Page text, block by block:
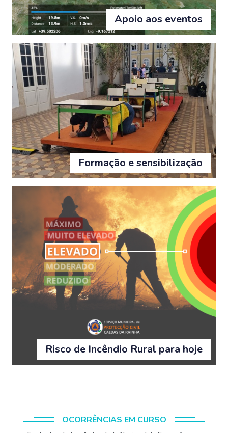
Apoio aos eventos
Formação e sensibilização
Risco de Incêndio Rural para hoje
OCORRÊNCIAS EM CURSO